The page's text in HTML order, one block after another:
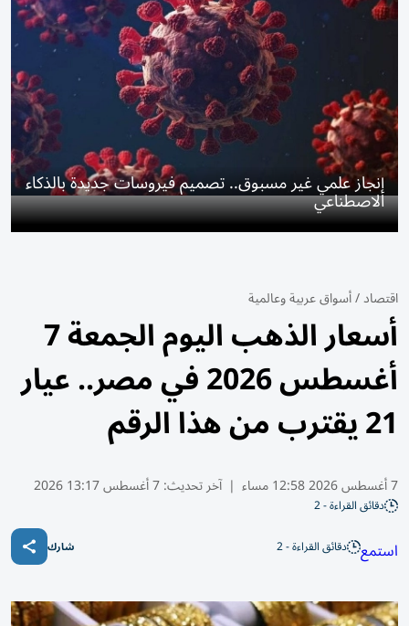
إنجاز علمي غير مسبوق.. تصميم فيروسات جديدة بالذكاء
الاصطناعي
اقتصاد/أسواق عربية وعالمية
أسعار الذهب اليوم الجمعة 7
أغسطس 2026 في مصر.. عيار
21 يقترب من هذا الرقم
7 أغسطس 2026 12:58 مساء | آخر تحديث:7 أغسطس 13:17 2026
دقائق القراءة - 2
استمع دقائق القراءة - 2 شارك